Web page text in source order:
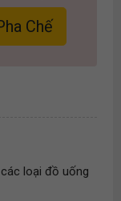
Chế
loại đồ uống